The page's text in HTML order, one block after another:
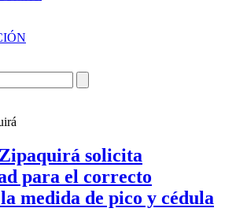
solicita
para el correcto
medida de pico y cédula